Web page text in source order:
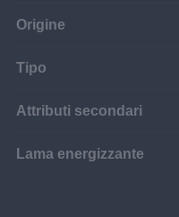
Origine
Tipo
Attributi secondari
Lama energizzante